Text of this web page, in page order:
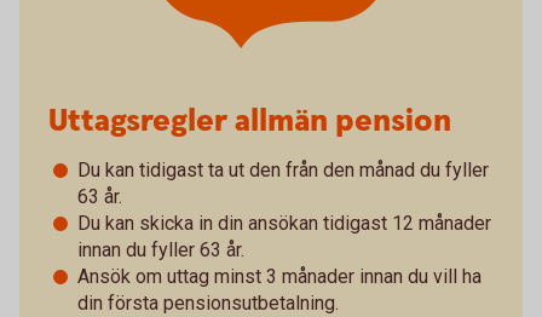
Uttagsregler allmän pension
Du kan tidigast ta ut den från den månad du fyller
63 år.
Du kan skicka in din ansökan tidigast 12 månader
innan du fyller 63 år.
Ansök om uttag minst 3 månader innan du vill ha
din första pensionsutbetalning.